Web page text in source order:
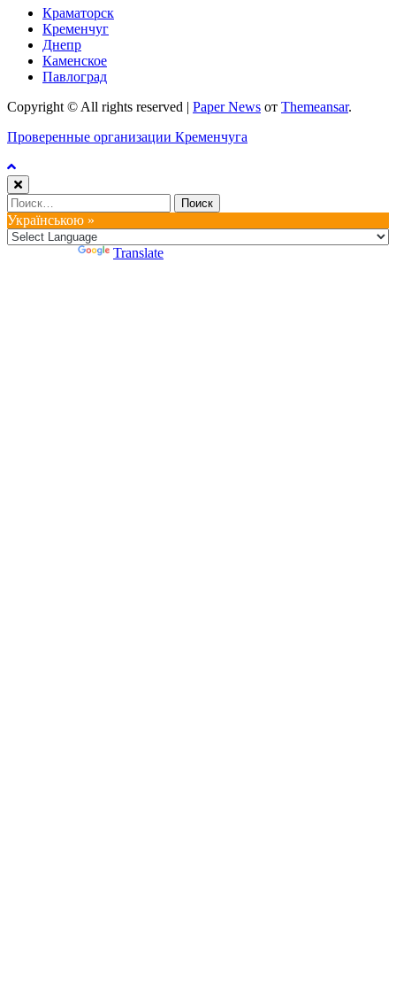
Краматорск
Кременчуг
Днепр
Каменское
Павлоград
Copyright © All rights reserved | Paper News от Themeansar.
Проверенные организации Кременчуга
Найти:
Українською »
Translate